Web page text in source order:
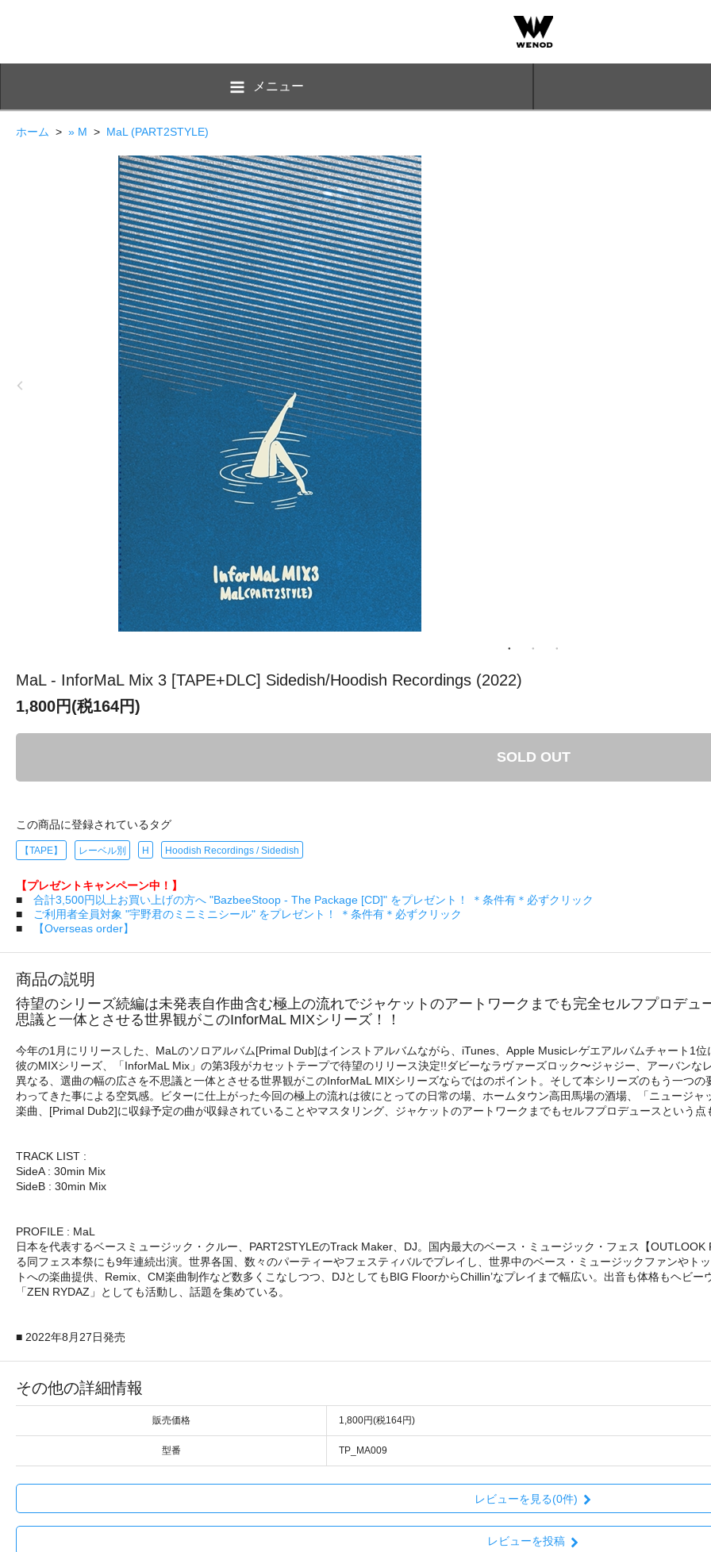
メニュー
ホーム > » M > MaL (PART2STYLE)
MaL - InforMaL Mix 3 [TAPE+DLC] Sidedish/Hoodish Recordings (2022)
1,800円(税164円)
SOLD OUT
この商品に登録されているタグ
【TAPE】 レーベル別 H Hoodish Recordings / Sidedish
【プレゼントキャンペーン中！】
■ 合計3,500円以上お買い上げの方へ "BazbeeStoop - The Package [CD]" をプレゼント！ ＊条件有＊必ずクリック
■
ご利用者全員対象 "宇野君のミニミニシール" をプレゼント！ ＊条件有＊必ずクリック
■
【Overseas order】
商品の説明
待望のシリーズ続編は未発表自作曲含む極上の流れでジャケットのアートワークまでも完全セルフプロデ
思議と一体とさせる世界観がこのInforMaL MIXシリーズ！！
今年の1月にリリースした、MaLのソロアルバム[Primal Dub]はインストアルバムながら、iTunes、Apple Musicレゲエアルバムチャート1
彼のMIXシリーズ、「InforMaL Mix」の第3段がカセットテープで待望のリリース決定!!ダビーなラヴァーズロック〜ジャジー、アーバン
異なる、選曲の幅の広さを不思議と一体とさせる世界観がこのInforMaL MIXシリーズならではのポイント。そして本シリーズのもう一つ
わってきた事による空気感。ビターに仕上がった今回の極上の流れは彼にとっての日常の場、ホームタウン高田馬場の酒場、「ニュージ
楽曲、[Primal Dub2]に収録予定の曲が収録されていることやマスタリング、ジャケットのアートワークまでもセルフプロデュースという
TRACK LIST :
SideA : 30min Mix
SideB : 30min Mix
PROFILE : MaL
日本を代表するベースミュージック・クルー、PART2STYLEのTrack Maker、DJ。国内最大のベース・ミュージック・フェス【
る同フェス本祭にも9年連続出演。世界各国、数々のパーティーやフェスティバルでプレイし、世界中のベース・ミュージックファンやト
トへの楽曲提供、Remix、CM楽曲制作など数多くこなしつつ、DJとしてもBIG FloorからChillin’なプレイまで幅広い。出音も体格もヘビ
「ZEN RYDAZ」としても活動し、話題を集めている。
■ 2022年8月27日発売
その他の詳細情報
販売価格 1,800円(税164円)
型番 TP_MA009
レビューを見る(0件)
レビューを投稿